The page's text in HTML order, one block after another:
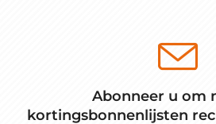
Abonneer u om
kortingsbonnenlijsten